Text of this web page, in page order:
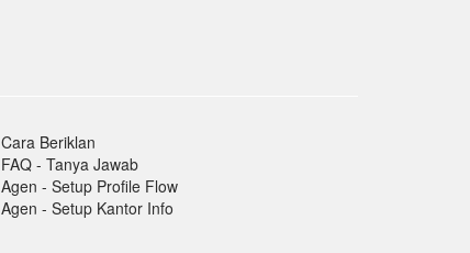
Cara Beriklan
FAQ - Tanya Jawab
Agen - Setup Profile Flow
Agen - Setup Kantor Info